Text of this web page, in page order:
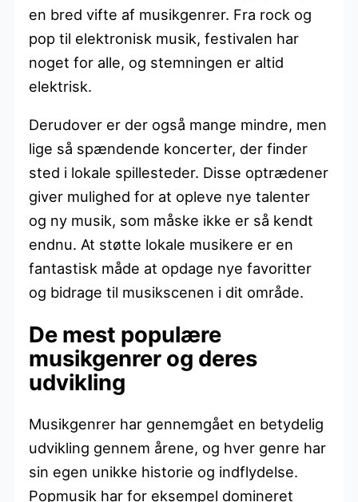
en bred vifte af musikgenrer. Fra rock og
pop til elektronisk musik, festivalen har
noget for alle, og stemningen er altid
elektrisk.
Derudover er der også mange mindre, men
lige så spændende koncerter, der finder
sted i lokale spillesteder. Disse optrædener
giver mulighed for at opleve nye talenter
og ny musik, som måske ikke er så kendt
endnu. At støtte lokale musikere er en
fantastisk måde at opdage nye favoritter
og bidrage til musikscenen i dit område.
De mest populære
musikgenrer og deres
udvikling
Musikgenrer har gennemgået en betydelig
udvikling gennem årene, og hver genre har
sin egen unikke historie og indflydelse.
Popmusik har for eksempel domineret